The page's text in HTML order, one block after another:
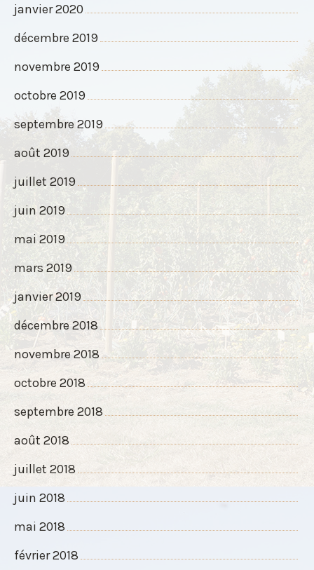
janvier 2020
décembre 2019
novembre 2019
octobre 2019
septembre 2019
août 2019
juillet 2019
juin 2019
mai 2019
mars 2019
janvier 2019
décembre 2018
novembre 2018
octobre 2018
septembre 2018
août 2018
juillet 2018
juin 2018
mai 2018
février 2018